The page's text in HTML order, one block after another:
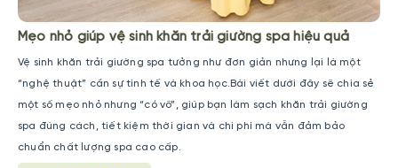
Mẹo nhỏ giúp vệ sinh khăn trải giường spa hiệu quả
Vệ sinh khăn trải giường spa tưởng như đơn giản nhưng lại là một
“nghệ thuật” cần sự tinh tế và khoa học.Bài viết dưới đây sẽ chia sẻ
một số mẹo nhỏ nhưng “có võ”, giúp bạn làm sạch khăn trải giường
spa đúng cách, tiết kiệm thời gian và chi phí mà vẫn đảm bảo
chuẩn chất lượng spa cao cấp.